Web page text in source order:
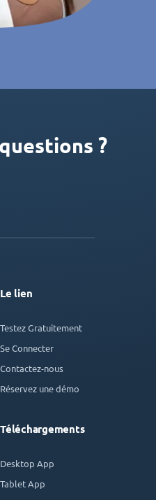
?
Le lien
Testez Gratuitement
Se Connecter
Contactez-nous
Réservez une démo
Téléchargements
Desktop App
Tablet App